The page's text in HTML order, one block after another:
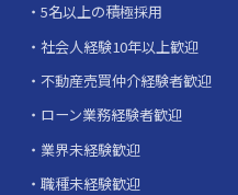
5名以上の積極採用
社会人経験10年以上歓迎
不動産売買仲介経験者歓迎
ローン業務経験者歓迎
業界未経験歓迎
職種未経験歓迎